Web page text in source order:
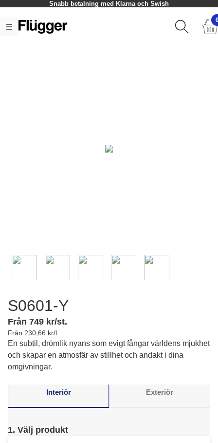
Snabb betalning med Klarna och Swish
S0601-Y
Från 749 kr/st.
Från 230,66 kr/l
En subtil, drömlik nyans som evigt fångar världens mjukhet
och skapar en atmosfär av stillhet och andakt i dina
omgivningar.
Interiör Exteriör
1. Välj produkt